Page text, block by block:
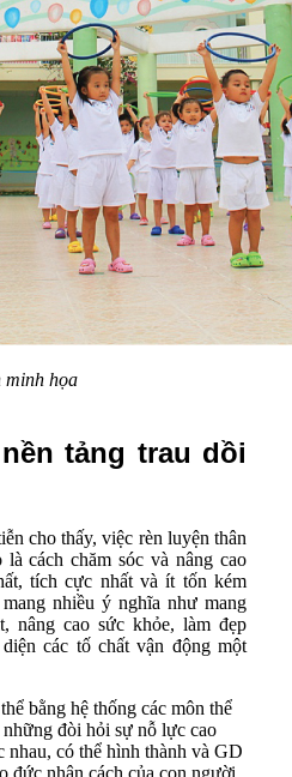
minh họa
tảng trau dồi
cho thấy, việc rèn luyện thân
cách chăm sóc và nâng cao
tích cực nhất và ít tốn kém
nhiều ý nghĩa như mang
nâng cao sức khỏe, làm đẹp
các tố chất vận động một
bằng hệ thống các môn thể
đòi hỏi sự nỗ lực cao
nhau, có thể hình thành và GD
đức nhân cách của con người